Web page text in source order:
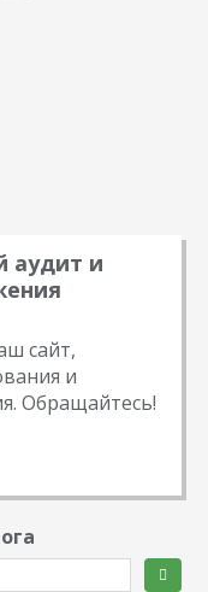
то, что они тем
пользователям.
чередовать…
аудит и
сайт,
и
Обращайтесь!